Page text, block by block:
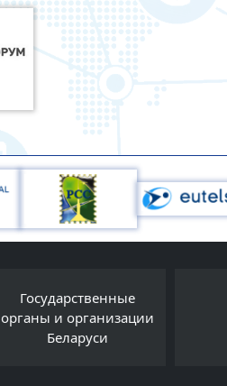
Государственные
органы и организации
Беларуси